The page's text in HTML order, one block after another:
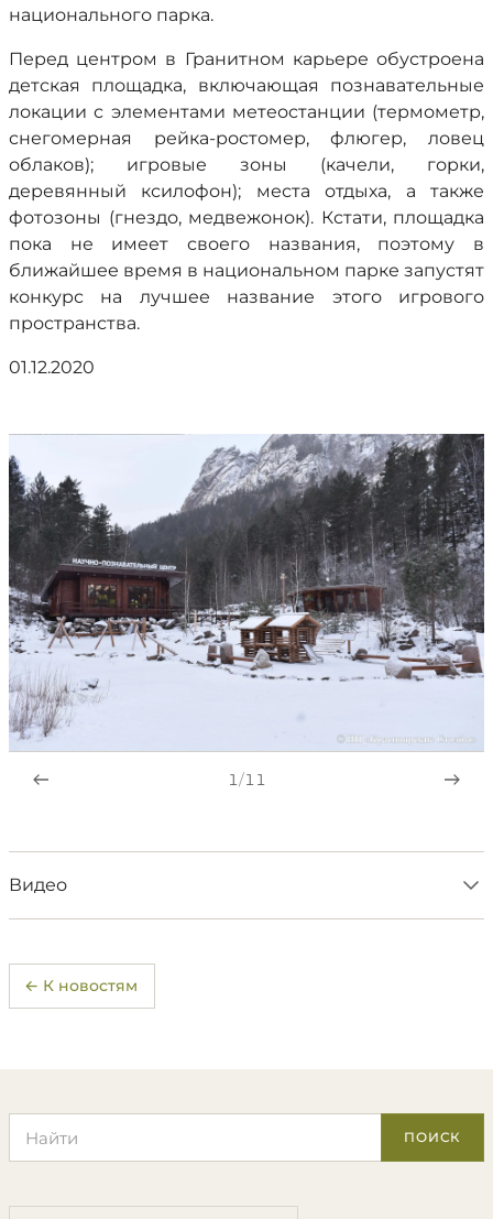
национального парка.
Перед центром в Гранитном карьере обустроена
детская площадка, включающая познавательные
локации с элементами метеостанции (термометр,
снегомерная рейка-ростомер, флюгер, ловец
облаков); игровые зоны (качели, горки,
деревянный ксилофон); места отдыха, а также
фотозоны (гнездо, медвежонок). Кстати, площадка
пока не имеет своего названия, поэтому в
ближайшее время в национальном парке запустят
конкурс на лучшее название этого игрового
пространства.
01.12.2020
1/11
Видео
← К новостям
ПОИСК